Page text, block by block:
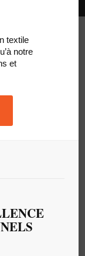
textile
notre
et
cm
– 1.83